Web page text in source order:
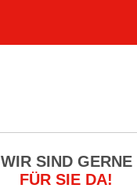
WIR SIND GERNE
FÜR SIE DA!